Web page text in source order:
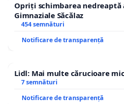
Opriți schimbarea nedreaptă
Gimnaziale Săcălaz
454 semnături
Notificare de transparență
Lidl: Mai multe cărucioare
7 semnături
Notificare de transparență